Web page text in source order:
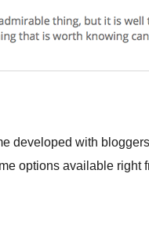
developed with
options available right